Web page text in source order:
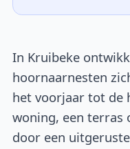
In Kruibeke
hoornaarnesten
het voorjaar tot de
woning, een terras
door een